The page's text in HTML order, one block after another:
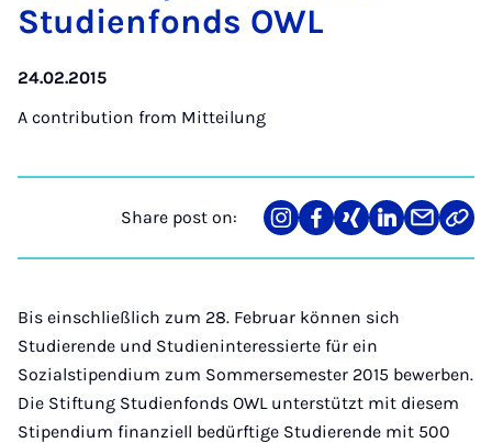
Stud­i­en­fonds OWL
24.02.2015
A contribution from Mitteilung
Share post on:
Share
on
Teilen
auf
Teilen
auf
Teilen
auf
Teilen
über
Link
Bis einschließlich zum 28. Februar können sich
Studierende und Studieninteressierte für ein
Sozialstipendium zum Sommersemester 2015 bewerben.
Die Stiftung Studienfonds OWL unterstützt mit diesem
Stipendium finanziell bedürftige Studierende mit 500